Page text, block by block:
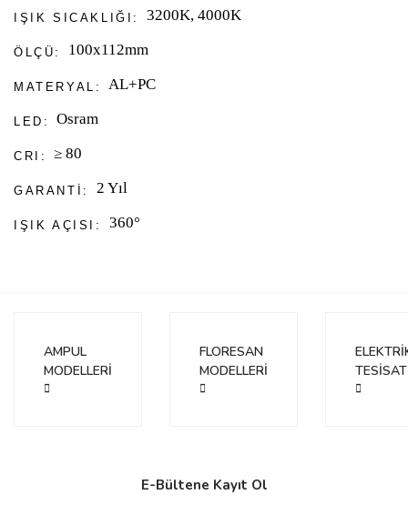
IŞIK SICAKLIĞI: 3200K, 4000K
ÖLÇÜ: 100x112mm
MATERYAL: AL+PC
LED: Osram
CRI: ​≥​ 80
GARANTI: 2 Yıl
IŞIK AÇISI: 360°
Yorum Yaz
Ürün resmi kalitesiz, bozuk veya görüntülenemiyor.
Bu ürüne benzer farklı alternatifler olmalı.
AMPUL
MODELLERİ
FLORESAN
MODELLERİ
TESİSAT
E-Bültene Kayıt Ol